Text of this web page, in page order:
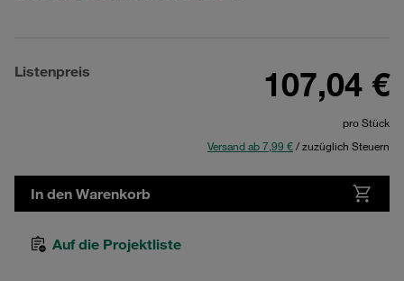
Listenpreis 107,04 €
pro Stück
Versand ab 7,99 €/ zuzüglich Steuern
In den Warenkorb
Auf die Projektliste